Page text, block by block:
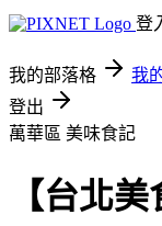
登
我的部落格 我
登出
萬華區 美味食記
【台北